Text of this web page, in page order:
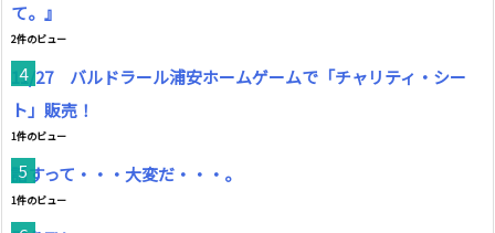
て。』
2件のビュー
11/27 バルドラール浦安ホームゲームで「チャリティ・シー
ト」販売！
1件のビュー
話すって・・・大変だ・・・。
1件のビュー